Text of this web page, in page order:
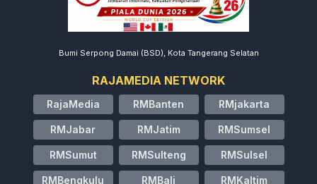
Bumi Serpong Damai (BSD), Kota Tangerang Selatan
RAJAMEDIA NETWORK
RajaMedia RMBanten RMjakarta
RMJabar RMJatim RMSumsel
RMSumut RMSulteng RMSulsel
RMBengkulu RMBali RMKaltim